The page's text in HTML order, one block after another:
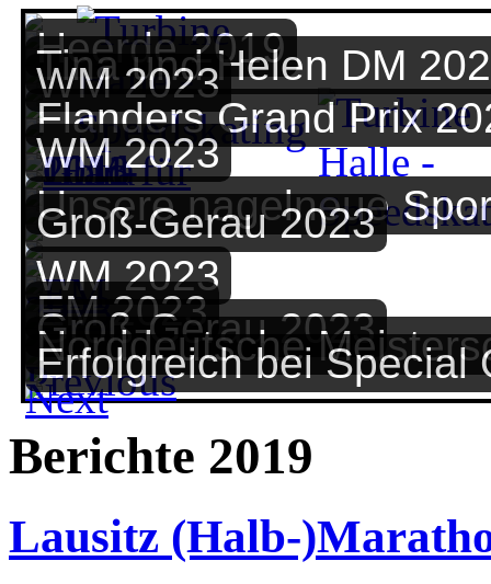
Heerde 2019
Tina und Helen DM
WM 2023
Flanders Grand Prix
WM 2023
Unsere nagelneue
Groß-Gerau 2023
WM 2023
EM 2023
Groß-Gerau 2023
Norddeutsche
Erfolgreich bei Special
Berichte 2019
Lausitz (Halb-